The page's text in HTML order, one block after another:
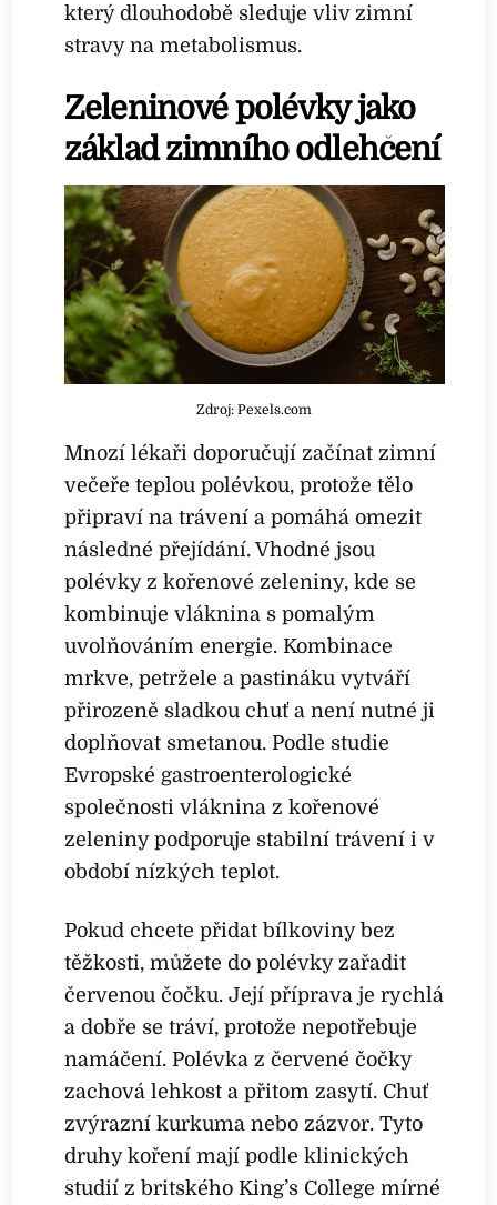
který dlouhodobě sleduje vliv zimní
stravy na metabolismus.
Zeleninové polévky jako
základ zimního odlehčení
Zdroj: Pexels.com
Mnozí lékaři doporučují začínat zimní
večeře teplou polévkou, protože tělo
připraví na trávení a pomáhá omezit
následné přejídání. Vhodné jsou
polévky z kořenové zeleniny, kde se
kombinuje vláknina s pomalým
uvolňováním energie. Kombinace
mrkve, petržele a pastináku vytváří
přirozeně sladkou chuť a není nutné ji
doplňovat smetanou. Podle studie
Evropské gastroenterologické
společnosti vláknina z kořenové
zeleniny podporuje stabilní trávení i v
období nízkých teplot.
Pokud chcete přidat bílkoviny bez
těžkosti, můžete do polévky zařadit
červenou čočku. Její příprava je rychlá
a dobře se tráví, protože nepotřebuje
namáčení. Polévka z červené čočky
zachová lehkost a přitom zasytí. Chuť
zvýrazní kurkuma nebo zázvor. Tyto
druhy koření mají podle klinických
studií z britského King’s College mírné